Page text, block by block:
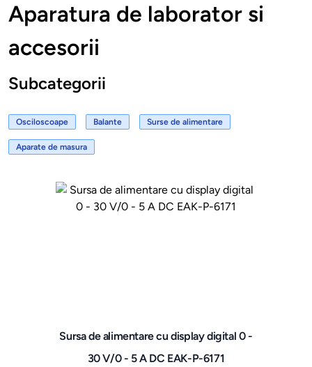
Aparatura de laborator si
accesorii
Subcategorii
Osciloscoape Balante Surse de alimentare
Aparate de masura
Sursa de alimentare cu display digital 0 -
30 V/0 - 5 A DC EAK-P-6171